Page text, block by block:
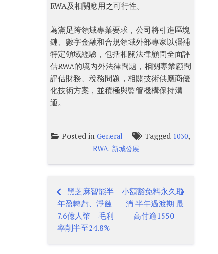
RWA及相關應用之可行性。
為滿足跨領域專業要求，公司將引進區塊
鏈、數字金融和合規領域外部專家以彌補
特定領域經驗，包括相關法律顧問全面評
估RWA的境內外法律問題，相關專業顧問
評估財務、稅務問題，相關技術供應商優
化技術方案，並積極與監管機構保持溝
通。
Posted inGeneral Tagged 1030,
RWA, 新城發展
Post
navigation
黑芝麻智能半
年盈轉虧、淨蝕
7.6億人幣 毛利
率削半至24.8%
小額豁免料永久取
消 半年過渡期 最
高付逾1550